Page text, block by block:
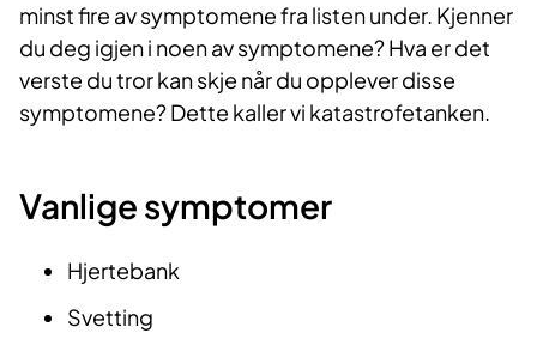
minst fire av symptomene fra listen under. Kjenner
du deg igjen i noen av symptomene? Hva er det
verste du tror kan skje når du opplever disse
symptomene? Dette kaller vi katastrofetanken.
Vanlige symptomer
Hjertebank
Svetting